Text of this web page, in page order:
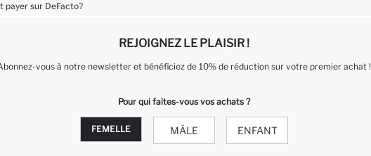
payer sur DeFacto?
REJOIGNEZ LE PLAISIR !
vous à notre newsletter et bénéficiez de 10% de réduction sur votre premier achat !
Pour qui faites-vous vos achats ?
FEMELLE MÂLE ENFANT